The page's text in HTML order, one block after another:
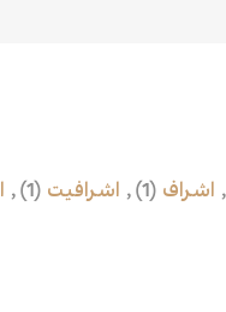
, اشراف (1)
, اشرافیت (1)
,